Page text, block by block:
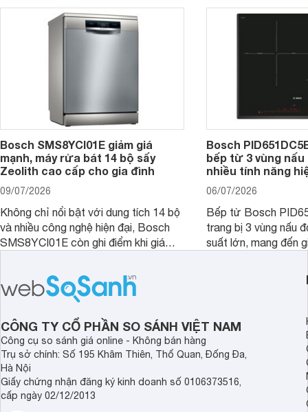
nhiều cửa hàng, đại lý.
mẫu bếp đáp ứng
Bosch SMS8YCI01E giảm giá
mạnh, máy rửa bát 14 bộ sấy
Zeolith cao cấp cho gia đình
09/07/2026
Không chỉ nổi bật với dung tích 14 bộ
và nhiều công nghệ hiện đại, Bosch
SMS8YCI01E còn ghi điểm khi giá
thời điểm mới mở bán, mang lại tỷ lệ
giá trị/chi phí hấp dẫn hơn cho người
dùng đang tìm kiếm một mẫu máy rửa
bát cao cấp.
Bosch
bếp từ 3 vùng
nhiều tính năng
06/07/2026
Bếp từ Bosch
trang bị 3 vùng nấu
suất lớn, mang đến
CÔNG TY CỔ PHẦN SO SÁNH VIỆT NAM
Công cụ so sánh giá online - Không bán hàng
Trụ sở chính: Số 195 Khâm Thiên, Thổ Quan, Đống Đa,
Hà Nội
Giấy chứng nhận đăng ký kinh doanh số 0106373516,
cấp ngày 02/12/2013